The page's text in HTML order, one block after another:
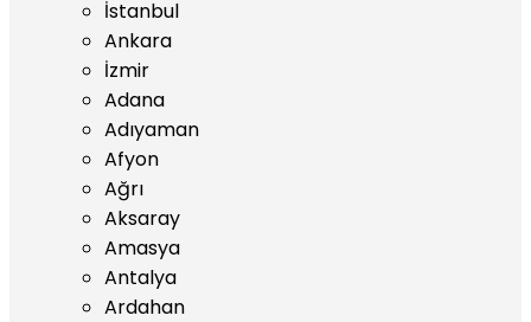
İstanbul
Ankara
İzmir
Adana
Adıyaman
Afyon
Ağrı
Aksaray
Amasya
Antalya
Ardahan